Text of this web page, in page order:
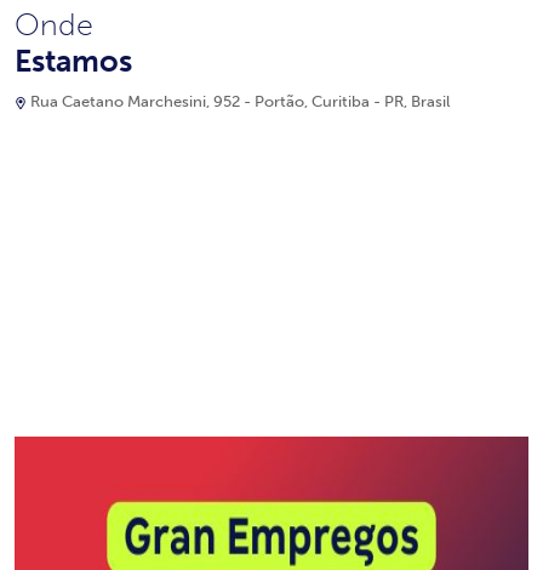
Onde
Estamos
Rua Caetano Marchesini, 952 - Portão, Curitiba - PR, Brasil